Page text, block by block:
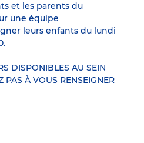
et les parents du
une équipe
leurs enfants du lundi
DISPONIBLES AU SEIN
PAS À VOUS RENSEIGNER